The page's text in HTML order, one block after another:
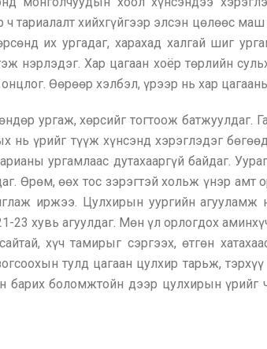
тариалалт хийхгүйгээр элсэн цөлөөс
их ургадаг, харахад халгай шиг
нэрлэдэг. Хар цагаан хоёр төрлийн
Өөрөөр хэлбэл, үрээр нь хар
ургаж, хөрсийг тогтоож батжуулдаг.
үрийг түүж хүнсэнд хэрэглэдэг
ургамлаас дутахааргүй байдаг.
Өрөм, өөх тос зэрэгтэй хольж үнэр амт
иржээ. Цулхирын уургийн
23 хувь агуулдаг. Мөн үл орлогдох
хүч тамирыг сэргээх, өтгөн
тулд цагаан цулхир тарьж,
боломжтойн дээр цулхирын үрийг